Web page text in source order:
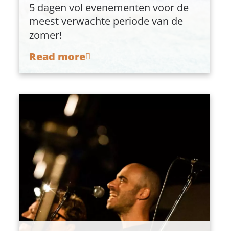
5 dagen vol evenementen voor de
meest verwachte periode van de
zomer!
Read more